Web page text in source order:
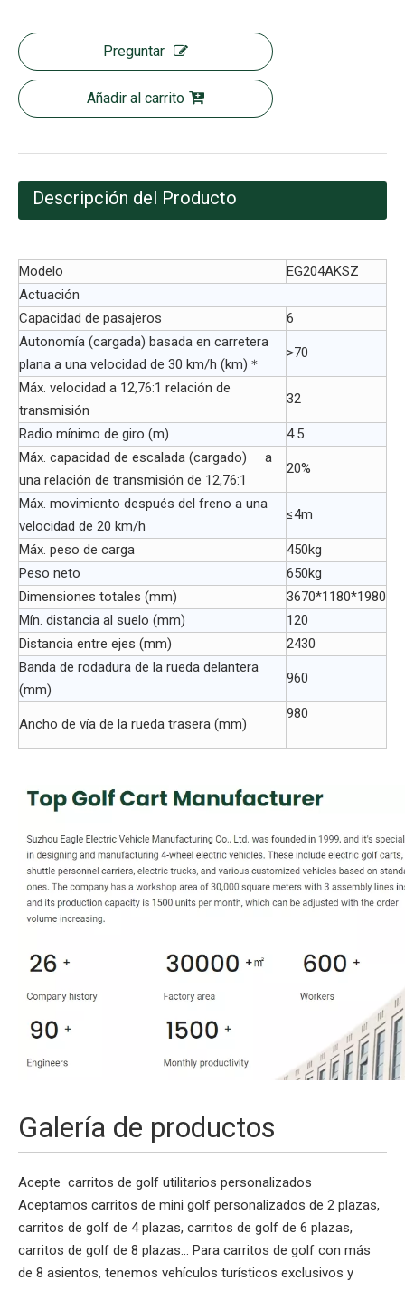
Preguntar
Añadir al carrito
Descripción del Producto
Modelo
EG204AKSZ
Actuación
Capacidad de pasajeros
6
Autonomía (cargada) basada en carretera
plana a una velocidad de 30 km/h (km)＊
>70
Máx. velocidad a 12,76:1 relación de
transmisión
32
Radio mínimo de giro (m)
4.5
Máx. capacidad de escalada (cargado) a
una relación de transmisión de 12,76:1
20%
Máx. movimiento después del freno a una
velocidad de 20 km/h
≤4m
Máx. peso de carga
450kg
Peso neto
650kg
Dimensiones totales (mm)
3670*1180*1980
Mín. distancia al suelo (mm)
120
Distancia entre ejes (mm)
2430
Banda de rodadura de la rueda delantera
(mm)
960
Ancho de vía de la rueda trasera (mm)
980
Galería de productos
Acepte carritos de golf utilitarios personalizados
Aceptamos carritos de mini golf personalizados de 2 plazas,
carritos de golf de 4 plazas, carritos de golf de 6 plazas,
carritos de golf de 8 plazas... Para carritos de golf con más
de 8 asientos, tenemos vehículos turísticos exclusivos y